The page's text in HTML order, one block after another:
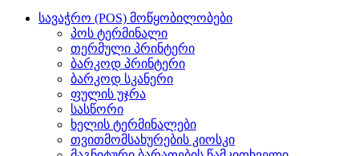
სავაჭრო (POS) მოწყობილობები
პოს ტერმინალი
თერმული პრინტერი
ბარკოდ პრინტერი
ბარკოდ სკანერი
ფულის უჯრა
სასწორი
ხელის ტერმინალები
თვითმომსახურების კიოსკი